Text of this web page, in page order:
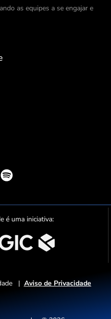
as equipes a se engajar e
S
o
t
i
f
y
é uma iniciativa:
| Aviso de Privacidade